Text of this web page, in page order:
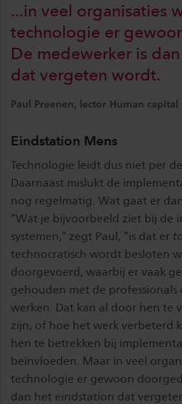
...in veel organisaties
technologie er
De medewerker is
dat vergeten wordt.
Paul Preenen, lector Human capital
Eindstation Mens
Technologie leidt dus niet per
Daarnaast mislukt de
nog regelmatig. Wat gaat er
“Wat je bijvoorbeeld ziet bij de
systemen,” zegt Paul, “is dat er
technocratisch wordt besloten
doorgevoerd, waarbij er vaak
gehouden met de professionals
werken. Dat kan al door hen te
zijn, of hoe het werk verbeterd
hen te betrekken bij
beïnvloeden. Maar in veel
technologie er gewoon
dan het eindstation dat